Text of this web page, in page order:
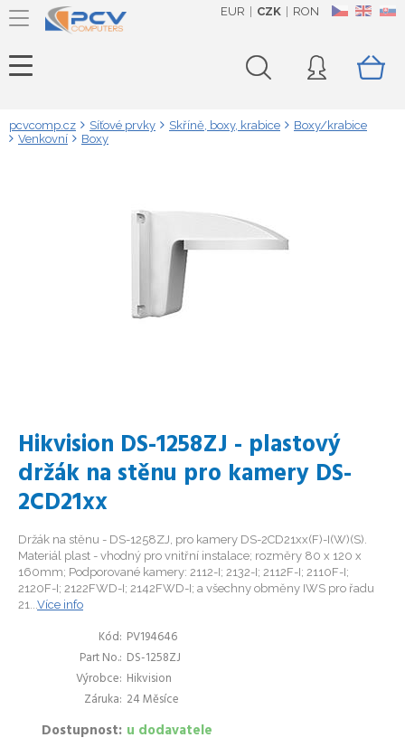
CZ EN SK
EUR CZK RON
pcvcomp.cz Síťové prvky Skříně, boxy, krabice
Boxy/krabice
Venkovní
Boxy
Hikvision DS-1258ZJ - plastový
držák na stěnu pro kamery DS-
2CD21xx
Držák na stěnu - DS-1258ZJ, pro kamery DS-2CD21xx(F)-I(W)(S).
Materiál plast - vhodný pro vnitřní instalace; rozměry 80 x 120 x
160mm; Podporované kamery: 2112-I; 2132-I; 2112F-I; 2110F-I;
2120F-I; 2122FWD-I; 2142FWD-I; a všechny obměny IWS pro řadu
21...Více info
Kód PV194646
Part No. DS-1258ZJ
Výrobce Hikvision
Záruka 24 Měsíce
Dostupnost u dodavatele